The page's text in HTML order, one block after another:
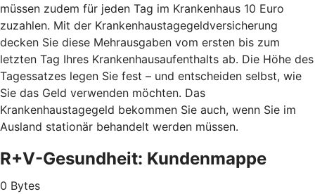
müssen zudem für jeden Tag im Krankenhaus 10 Euro
zuzahlen. Mit der Krankenhaustagegeldversicherung
decken Sie diese Mehrausgaben vom ersten bis zum
letzten Tag Ihres Krankenhausaufenthalts ab. Die Höhe des
Tagessatzes legen Sie fest – und entscheiden selbst, wie
Sie das Geld verwenden möchten. Das
Krankenhaustagegeld bekommen Sie auch, wenn Sie im
Ausland stationär behandelt werden müssen.
R+V-Gesundheit: Kundenmappe
0 Bytes